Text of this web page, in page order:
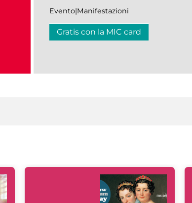
Evento|Manifestazioni
Gratis con la MIC card